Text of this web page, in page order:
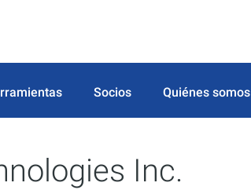
Socios Quiénes somos
Inc.